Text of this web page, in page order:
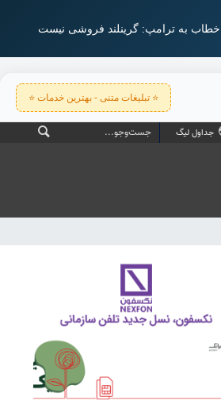
به ترامپ: گرینلند فروشی نیست
⭐ تبلیغات متنی - بهترین خدمات ⭐